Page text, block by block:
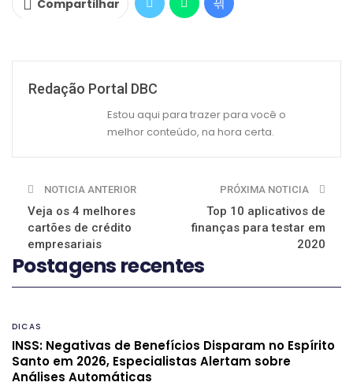
Compartilhar
Redação Portal DBC
Estou aqui para trazer para você o
melhor conteúdo, na hora certa.
NOTICIA ANTERIOR
Veja os 4 melhores
cartões de crédito
empresariais
PRÓXIMA NOTICIA
Top 10 aplicativos de
finanças para testar em
2020
Postagens recentes
DICAS
INSS: Negativas de Benefícios Disparam no Espírito
Santo em 2026, Especialistas Alertam sobre
Análises Automáticas